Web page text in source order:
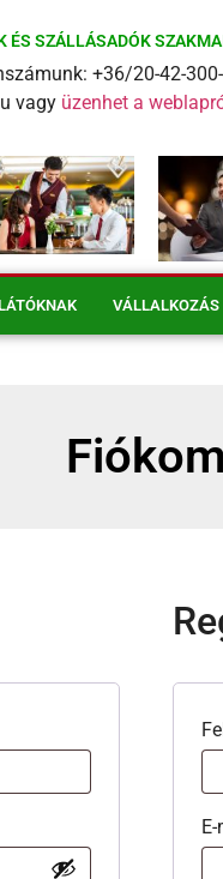
ÉS SZÁLLÁSADÓK
+36/20-42-
vagy üzenhet a
VÁLLALKOZÁS
Fiókom